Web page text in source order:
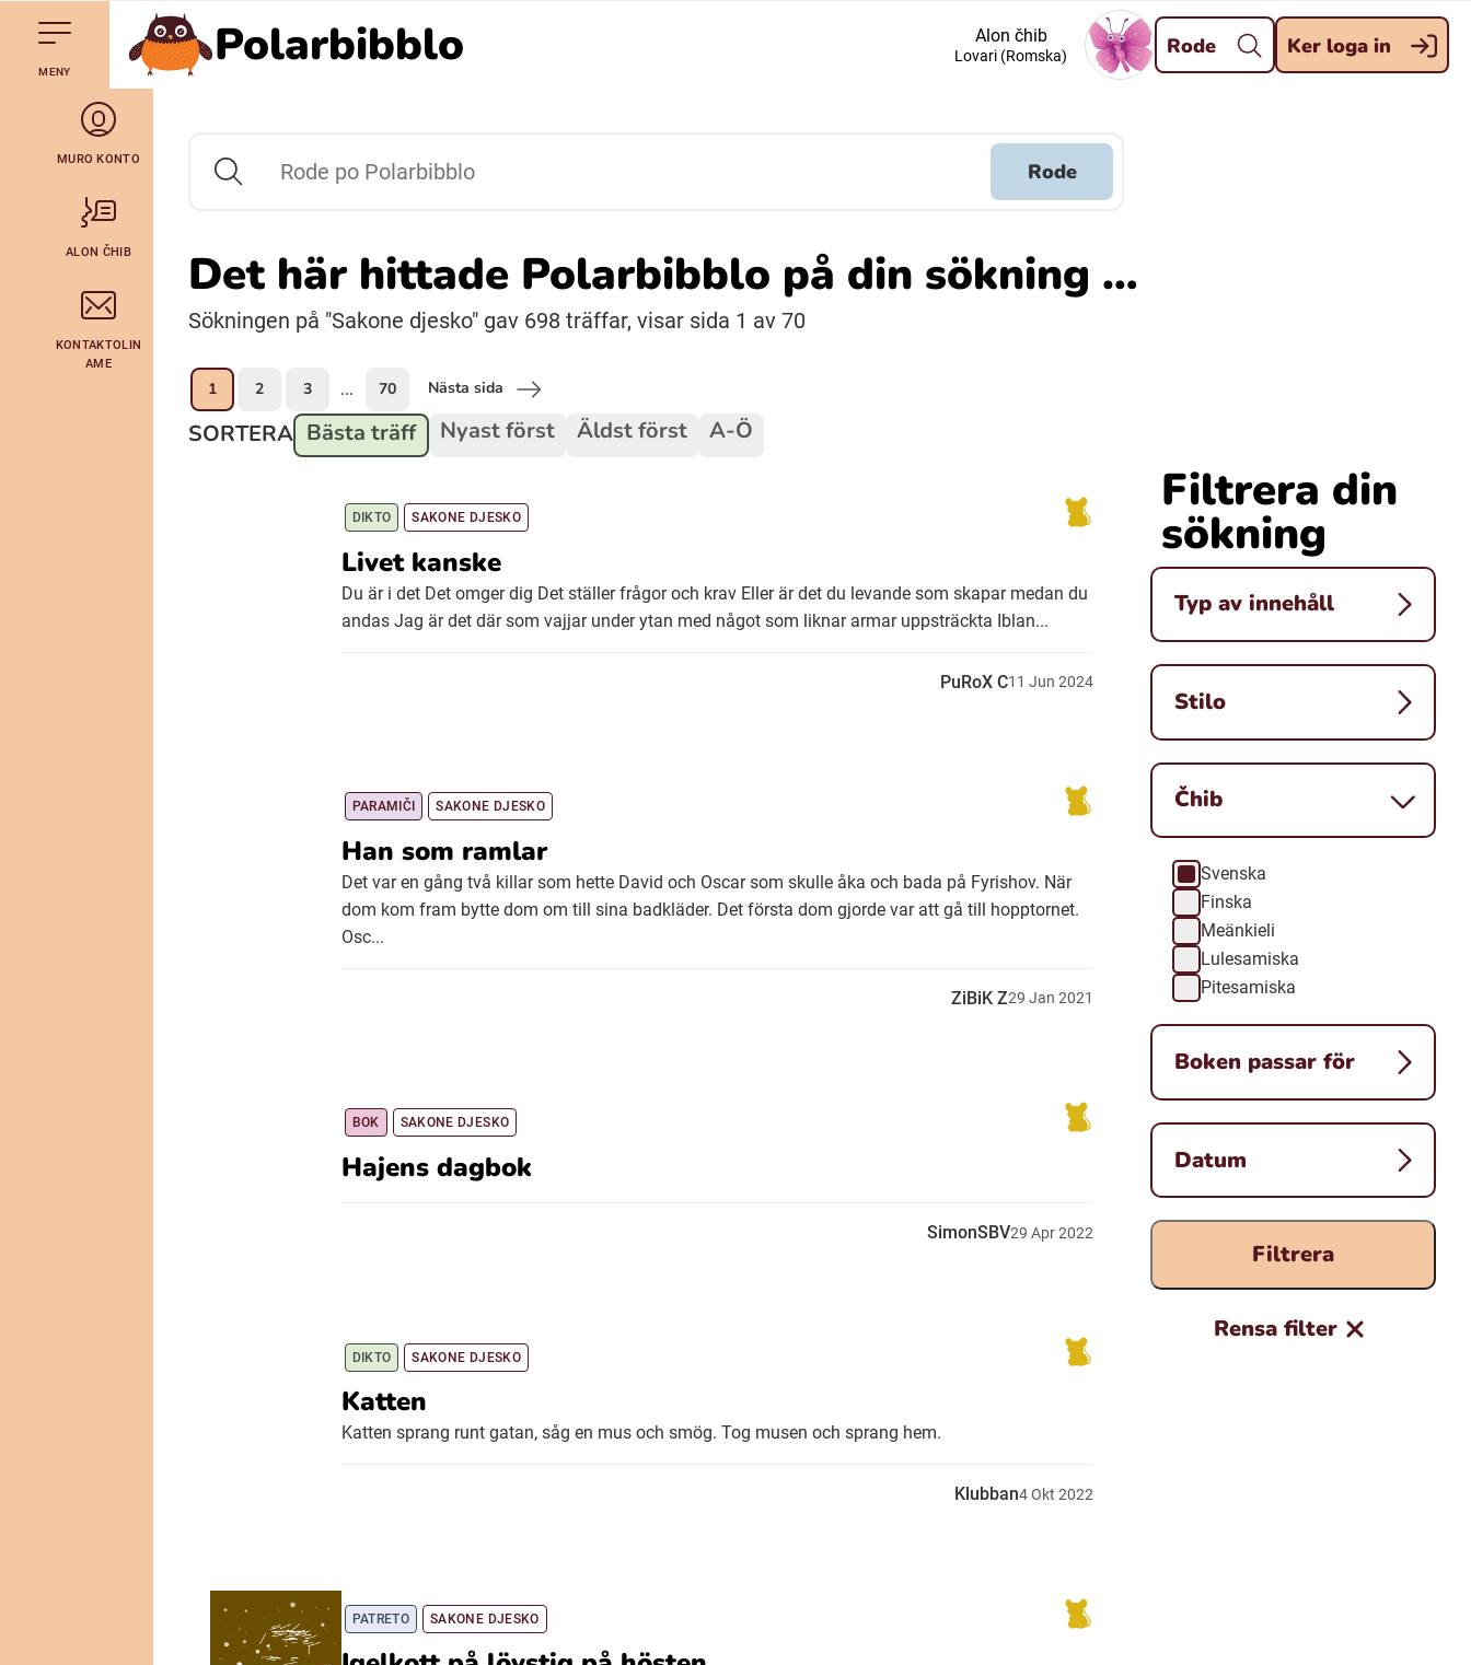
Till navigering av sidans innehåll
Till övergripande innehåll för webbplatsen Stäng
Meänkieli
Davvisámegiella (Nordsamiska)
Bidumsámegiella (Pitesamiska)
Resanderomani (Romska) Kelderash (Romska)
Lovari (Romska)
MENY Gå till startsidanPolarbibblo Alon čhib
Lovari (Romska) Rode Ker loga in
MURO KONTO
ALON ČHIB
KONTAKTOLIN
AME
Rode po Polarbibblo
Rode
Det här hittade Polarbibblo på din sökning …
Sökningen på "Sakone djesko" gav 698 träffar, visar sida 1 av 70
Filtrera din
sökning
Typ av innehåll
Stilo
Čhib
ČhibSvenska
Finska
Meänkieli
Lulesamiska
Pitesamiska
Boken passar för
Datum
Filtrera
Rensa filter
1 2 3 ... 70 Nästa sida
SORTERA Bästa träff Nyast först Äldst först A-Ö
DIKTO SAKONE DJESKO
Livet kanske
Du är i det Det omger dig Det ställer frågor och krav Eller är det du levande som skapar medan du
andas Jag är det där som vajjar under ytan med något som liknar armar uppsträckta Iblan...
PuRoX C11 Jun 2024
PARAMIČI SAKONE DJESKO
Han som ramlar
Det var en gång två killar som hette David och Oscar som skulle åka och bada på Fyrishov. När
dom kom fram bytte dom om till sina badkläder. Det första dom gjorde var att gå till hopptornet.
Osc...
ZiBiK Z29 Jan 2021
BOK SAKONE DJESKO
Hajens dagbok
SimonSBV29 Apr2022
DIKTO SAKONE DJESKO
Katten
Katten sprang runt gatan, såg en mus och smög. Tog musen och sprang hem.
Klubban4Okt 2022
PATRETO SAKONE DJESKO